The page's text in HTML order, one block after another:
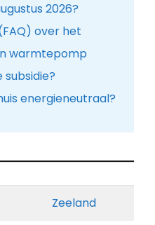
2026?
over het
warmtepomp
energieneutraal?
Zeeland